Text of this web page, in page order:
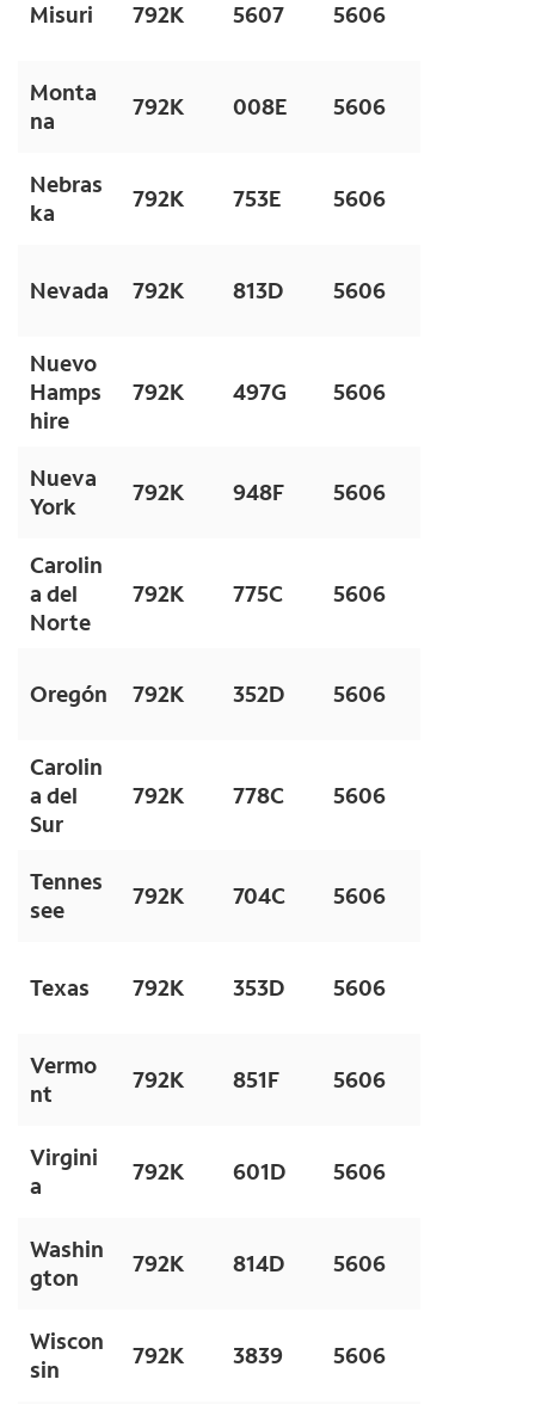
Misuri 792K 5607 5606
Monta
na
792K 008E 5606
Nebras
ka
792K 753E 5606
Nevada 792K 813D 5606
Nuevo
Hamps
hire
792K 497G 5606
Nueva
York
792K 948F 5606
Carolin
a del
Norte
792K 775C 5606
Oregón 792K 352D 5606
Carolin
a del
Sur
792K 778C 5606
Tennes
see
792K 704C 5606
Texas 792K 353D 5606
Vermo
nt
792K 851F 5606
Virgini
a
792K 601D 5606
Washin
gton
792K 814D 5606
Wiscon
sin
792K 3839 5606